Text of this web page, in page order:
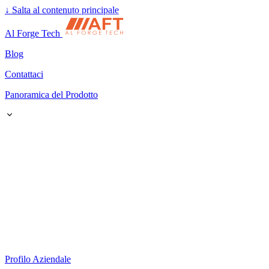
↓ Salta al contenuto principale
Al Forge Tech
Blog
Contattaci
Panoramica del Prodotto
Profilo Aziendale